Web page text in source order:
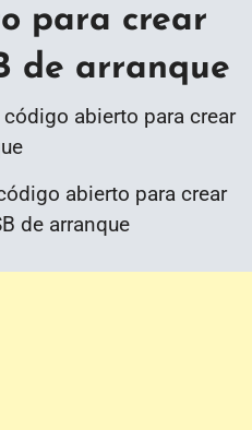
para crear
de arranque
abierto para crear
de arranque